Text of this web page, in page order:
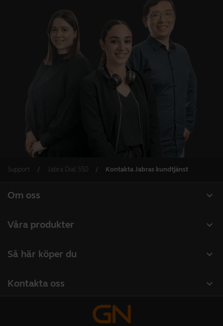
Support Jabra Dial 550 Kontakta Jabras kundtjänst
expand_more
Om oss
Hållbarhet
expand_more
Våra produkter
Konferenskameror
expand_more
Så här köper du
expand_more
Kontakta oss